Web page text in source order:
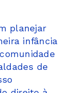
planejar
infância
de